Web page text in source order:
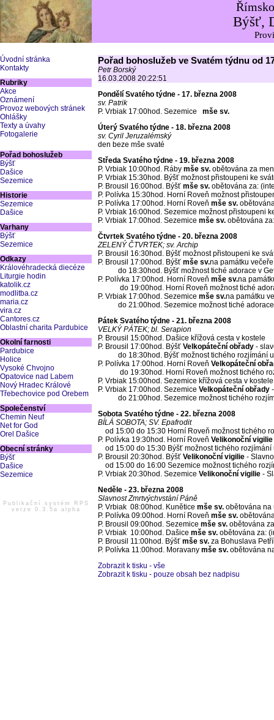
Býšť,
Úvodní stránka
Kontakty
Rubriky
Akce
Oznámení
Provoz webových stránek
Ohlášky
Texty a úvahy
Fotogalerie
Pořad bohoslužeb
Býšť
Dašice
Sezemice
Historie
Sezemice
Dašice
Varhany
Býšť
Sezemice
Odkazy
Královéhradecká diecéze
Liturgie hodin
katolik.cz
modlitba.cz
maria.cz
vira.cz
Cantores.cz
Oblastní charita Pardubice
Okolní farnosti
Pardubice
Holice
Vysoké Chvojno
Opatovice nad Labem
Nový Hradec Králové
Třebechovice pod Orebem
Společenství
Chemin Neuf
Net for God
Orel Dašice
Obecní stránky
Býšť
Dašice
Sezemice
Publikační systém RPS
verze 0.3.5a alpha
Pořad bohoslužeb ve Svatém týdnu od
Petr Borský
16.03.2008 20:22:51
Pondělí Svatého týdne - 17. března 2008
sv. Patrik
P. Vrbiak 17:00hod. Sezemice
mše sv.
Úterý Svatého týdne - 18. března 2008
sv. Cyril Jeruzalémský
den beze mše svaté
Středa Svatého týdne - 19. března 2008
P. Vrbiak 10:00hod. Ráby mše sv. obětována za
P. Vrbiak 15:30hod. Býšť možnost přistoupeni ke
P. Brousil 16:00hod. Býšť mše sv. obětována za:
P. Polívka 15:30hod. Horní Roveň možnost
P. Polívka 17:00hod. Horní Roveň mše sv.
P. Vrbiak 16:00hod. Sezemice možnost přistoupeni
P. Vrbiak 17:00hod. Sezemice mše sv. obětována
Čtvrtek Svatého týdne - 20. března 2008
ZELENÝ ČTVRTEK; sv. Archip
P. Brousil 16:30hod. Býšť možnost přistoupeni ke
P. Brousil 17:00hod. Býšť mše sv.na památku
do 18:30hod. Býšť možnost tiché adorace v
P. Polívka 17:00hod. Horní Roveň mše sv.na
do 19:00hod. Horní Roveň možnost tiché
P. Vrbiak 17:00hod. Sezemice mše sv.na památku
do 21:00hod. Sezemice možnost tiché adorace
Pátek Svatého týdne - 21. března 2008
VELKÝ PÁTEK; bl. Serapion
P. Brousil 15:00hod. Dašice křížová cesta v kostele
P. Brousil 17:00hod. Býšť Velkopáteční obřady -
do 18:30hod. Býšť možnost tichého rozjímání u
P. Polívka 17:00hod. Horní Roveň Velkopáteční
do 19:30hod. Horní Roveň možnost tichého
P. Vrbiak 15:00hod. Sezemice křížová cesta v kostele
P. Vrbiak 17:00hod. Sezemice Velkopáteční obřady
do 21:00hod. Sezemice možnost tichého
Sobota Svatého týdne - 22. března 2008
BÍLÁ SOBOTA; SV. Epafrodit
od 15:00 do 15:30 Horní Roveň možnost tichého
P. Polívka 19:30hod. Horní Roveň Velikonoční vigilie
od 15:00 do 15:30 Býšť možnost tichého rozjímání
P. Brousil 20:30hod. Býšť Velikonoční vigilie -
od 15:00 do 16:00 Sezemice možnost tichého
P. Vrbiak 20:30hod. Sezemice Velikonoční vigilie -
Neděle - 23. března 2008
Slavnost Zmrtvýchvstání Páně
P. Vrbiak 08:00hod. Kunětice mše sv. obětována na
P. Polívka 09:00hod. Horní Roveň mše sv.
P. Brousil 09:00hod. Sezemice mše sv. obětována
P. Vrbiak 10:00hod. Dašice mše sv. obětována za:
P. Brousil 11:00hod. Býšť mše sv. za Bohuslava
P. Polívka 11:00hod. Moravany mše sv. obětována
Zobrazit k tisku - vše
Zobrazit k tisku - pouze obsah bez nadpisu